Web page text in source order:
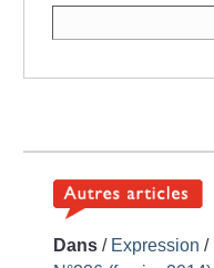
Dans / Expression /